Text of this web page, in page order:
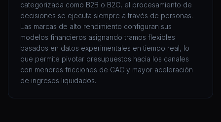
categorizada como B2B o B2C, el procesamiento de
decisiones se ejecuta siempre a través de personas.
Las marcas de alto rendimiento configuran sus
modelos financieros asignando tramos flexibles
basados en datos experimentales en tiempo real, lo
que permite pivotar presupuestos hacia los canales
con menores fricciones de CAC y mayor aceleración
de ingresos liquidados.